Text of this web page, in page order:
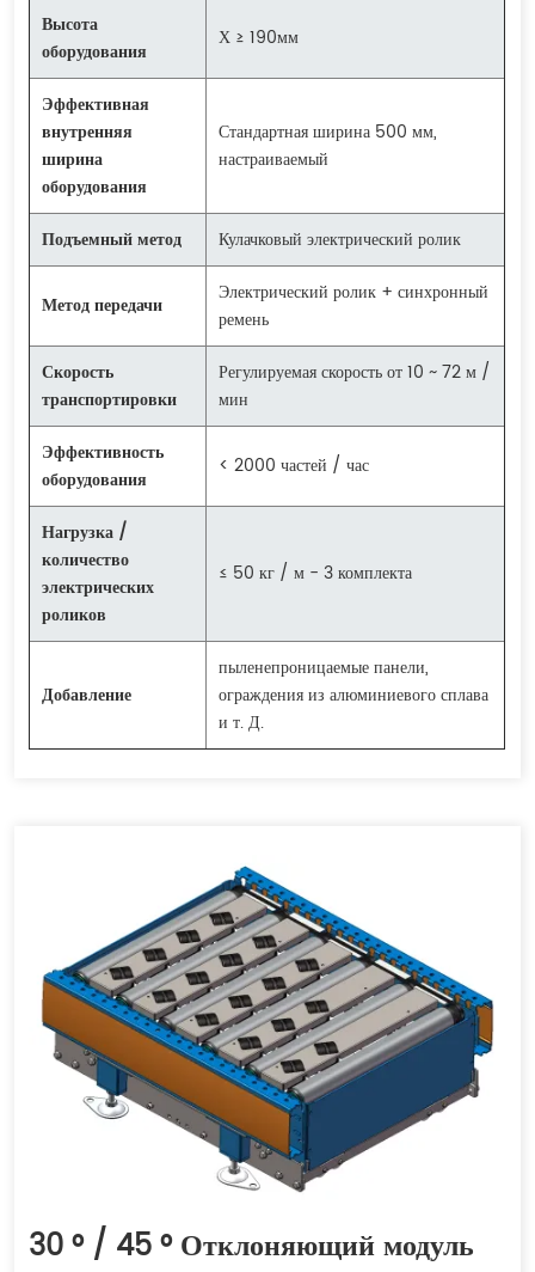
Высота
оборудования
Х ≥ 190мм
Эффективная
внутренняя
ширина
оборудования
Стандартная ширина 500 мм,
настраиваемый
Подъемный метод Кулачковый электрический ролик
Метод передачи
Электрический ролик + синхронный
ремень
Скорость
транспортировки
Регулируемая скорость от 10 ~ 72 м /
мин
Эффективность
оборудования
< 2000 частей / час
Нагрузка /
количество
электрических
роликов
≤ 50 кг / м - 3 комплекта
Добавление
пыленепроницаемые панели,
ограждения из алюминиевого сплава
и т. Д.
30 ° / 45 ° Отклоняющий модуль